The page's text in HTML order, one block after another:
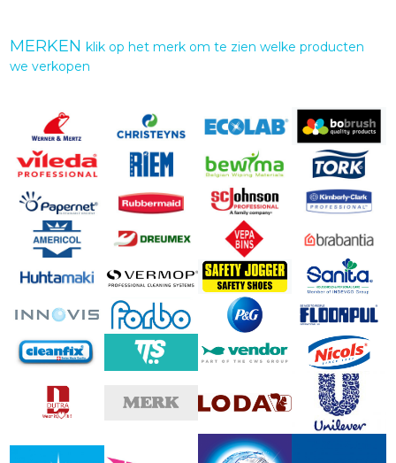
MERKENklik op het merk om te zien welke producten
we verkopen